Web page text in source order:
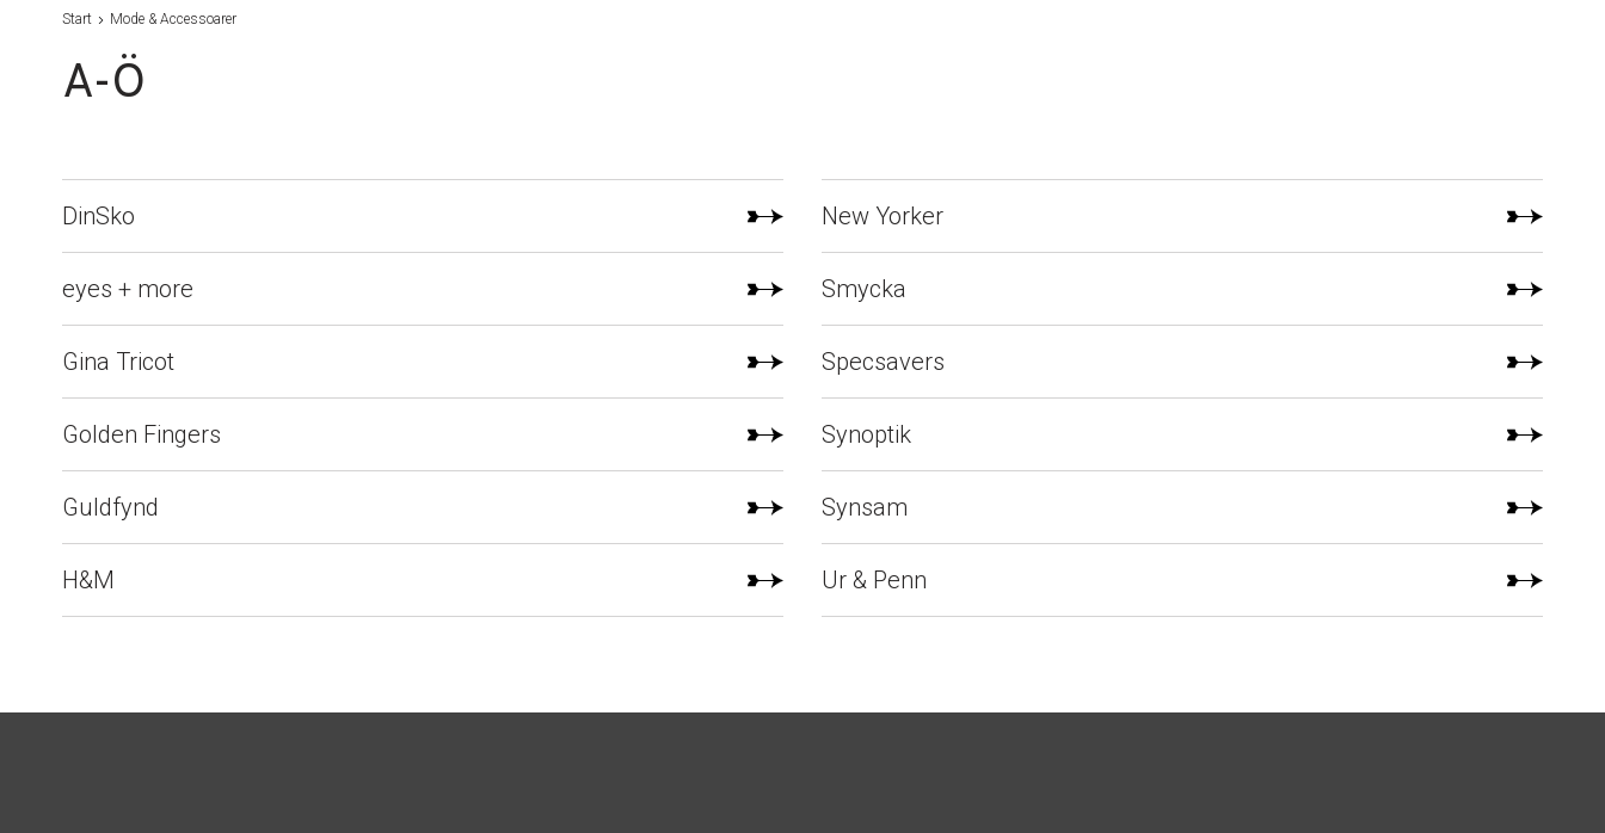
i centrum!
har öppnat i Haninge centrum
Lär mer
Start Mode & Accessoarer
A-Ö
DinSko
eyes + more
Gina Tricot
Golden Fingers
Guldfynd
H&M
New Yorker
Smycka
Specsavers
Synoptik
Synsam
Ur & Penn